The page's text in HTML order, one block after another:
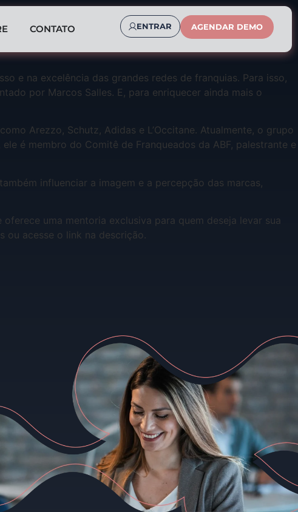
CONTATO ENTRAR AGENDAR DEMO
e na excelência das grandes redes de franquias. Para isso,
por Marcos Salles. E, para enriquecer ainda mais o
Arezzo, Schutz, Adidas e L’Occitane. Atualmente, o grupo
é membro do Comitê de Franqueados da ABF, palestrante e
influenciar a imagem e a percepção das marcas,
uma mentoria exclusiva para quem deseja levar sua
ou acesse o link na descrição.